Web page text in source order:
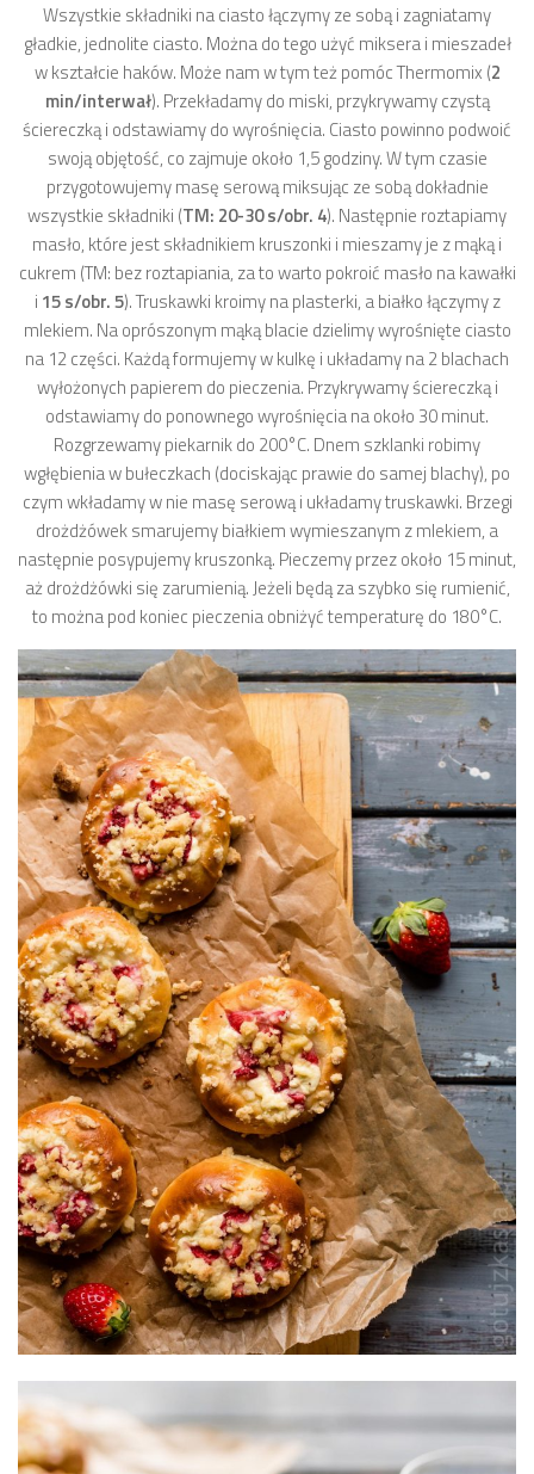
Wszystkie składniki na ciasto łączymy ze sobą i zagniatamy
gładkie, jednolite ciasto. Można do tego użyć miksera i mieszadeł
w kształcie haków. Może nam w tym też pomóc Thermomix (2
min/interwał). Przekładamy do miski, przykrywamy czystą
ściereczką i odstawiamy do wyrośnięcia. Ciasto powinno podwoić
swoją objętość, co zajmuje około 1,5 godziny. W tym czasie
przygotowujemy masę serową miksując ze sobą dokładnie
wszystkie składniki (TM: 20-30 s/obr. 4). Następnie roztapiamy
masło, które jest składnikiem kruszonki i mieszamy je z mąką i
cukrem (TM: bez roztapiania, za to warto pokroić masło na kawałki
i 15 s/obr. 5). Truskawki kroimy na plasterki, a białko łączymy z
mlekiem. Na oprószonym mąką blacie dzielimy wyrośnięte ciasto
na 12 części. Każdą formujemy w kulkę i układamy na 2 blachach
wyłożonych papierem do pieczenia. Przykrywamy ściereczką i
odstawiamy do ponownego wyrośnięcia na około 30 minut.
Rozgrzewamy piekarnik do 200°C. Dnem szklanki robimy
wgłębienia w bułeczkach (dociskając prawie do samej blachy), po
czym wkładamy w nie masę serową i układamy truskawki. Brzegi
drożdżówek smarujemy białkiem wymieszanym z mlekiem, a
następnie posypujemy kruszonką. Pieczemy przez około 15 minut,
aż drożdżówki się zarumienią. Jeżeli będą za szybko się rumienić,
to można pod koniec pieczenia obniżyć temperaturę do 180°C.